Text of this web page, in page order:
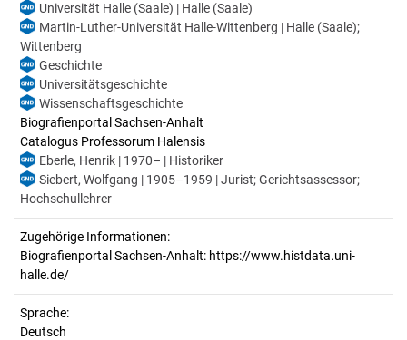
Universität Halle (Saale) | Halle (Saale)
Martin-Luther-Universität Halle-Wittenberg | Halle (Saale);
Wittenberg
Geschichte
Universitätsgeschichte
Wissenschaftsgeschichte
Biografienportal Sachsen-Anhalt
Catalogus Professorum Halensis
Eberle, Henrik | 1970– | Historiker
Siebert, Wolfgang | 1905–1959 | Jurist; Gerichtsassessor;
Hochschullehrer
Zugehörige Informationen:
Biografienportal Sachsen-Anhalt: https://www.histdata.uni-
halle.de/
Sprache:
Deutsch